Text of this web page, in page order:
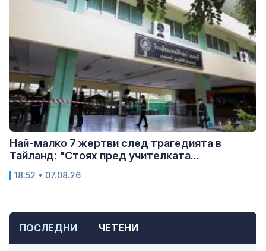
ПОСЛЕДНИ ЧЕТЕНИ
Най-малко 7 жертви след трагедията в
Тайланд: "Стоях пред учителката...
18:52 • 07.08.26